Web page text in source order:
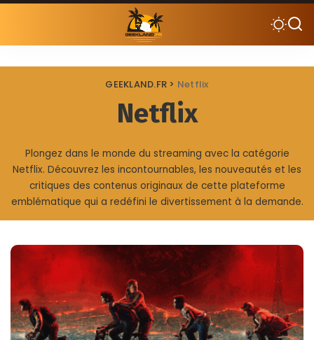
GEEKLAND.FR > Netflix
Netflix
Plongez dans le monde du streaming avec la catégorie
Netflix. Découvrez les incontournables, les nouveautés et les
critiques des contenus originaux de cette plateforme
emblématique qui a redéfini le divertissement à la demande.